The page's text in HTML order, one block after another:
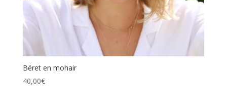
Béret en mohair
40,00€